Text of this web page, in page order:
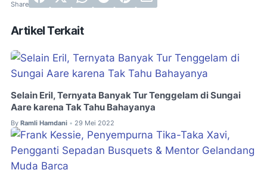
Artikel Terkait
Selain Eril, Ternyata Banyak Tur Tenggelam di Sungai
Aare karena Tak Tahu Bahayanya
By Ramli Hamdani • 29 Mei 2022